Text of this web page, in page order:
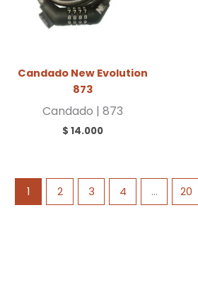
Candado New Evolution
873
Candado | 873
$ 14.000
1 2 3 4 … 20